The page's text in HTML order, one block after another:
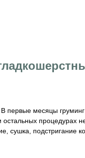
месяцы
процедурах
сушка, подстригание